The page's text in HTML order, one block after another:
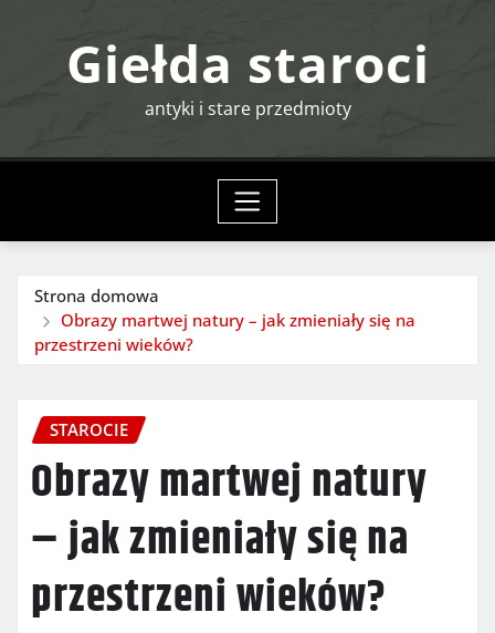
Giełda staroci
antyki i stare przedmioty
Strona domowa
Obrazy martwej natury – jak zmieniały się na
przestrzeni wieków?
STAROCIE
Obrazy martwej natury
– jak zmieniały się na
przestrzeni wieków?